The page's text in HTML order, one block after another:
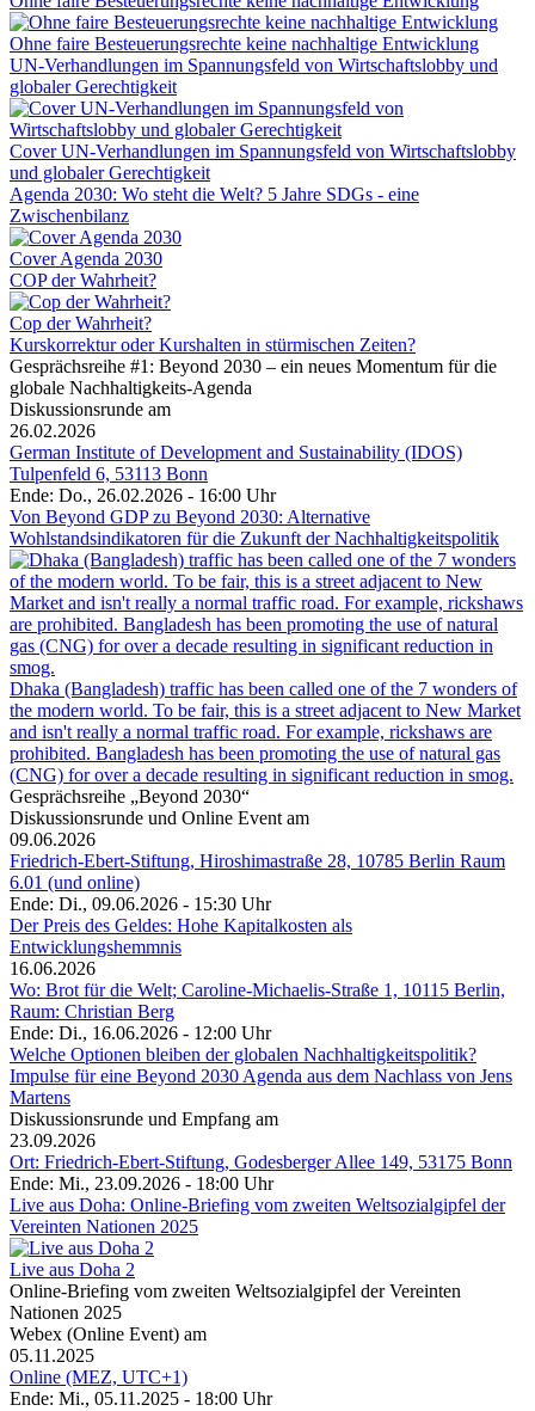
Ohne faire Besteuerungsrechte keine nachhaltige Entwicklung
UN-Verhandlungen im Spannungsfeld von Wirtschaftslobby und
globaler Gerechtigkeit
Cover UN-Verhandlungen im Spannungsfeld von Wirtschaftslobby
und globaler Gerechtigkeit
Agenda 2030: Wo steht die Welt? 5 Jahre SDGs - eine
Zwischenbilanz
Cover Agenda 2030
COP der Wahrheit?
Cop der Wahrheit?
Kurskorrektur oder Kurshalten in stürmischen Zeiten?
Gesprächsreihe #1: Beyond 2030 – ein neues Momentum für die
globale Nachhaltigkeits-Agenda
Diskussionsrunde am
26.02.2026
German Institute of Development and Sustainability (IDOS)
Tulpenfeld 6, 53113 Bonn
Ende: Do., 26.02.2026 - 16:00 Uhr
Von Beyond GDP zu Beyond 2030: Alternative
Wohlstandsindikatoren für die Zukunft der Nachhaltigkeitspolitik
Dhaka (Bangladesh) traffic has been called one of the 7 wonders of
the modern world. To be fair, this is a street adjacent to New Market
and isn't really a normal traffic road. For example, rickshaws are
prohibited. Bangladesh has been promoting the use of natural gas
(CNG) for over a decade resulting in significant reduction in smog.
Gesprächsreihe „Beyond 2030“
Diskussionsrunde und Online Event am
09.06.2026
Friedrich-Ebert-Stiftung, Hiroshimastraße 28, 10785 Berlin Raum
6.01 (und online)
Ende: Di., 09.06.2026 - 15:30 Uhr
Der Preis des Geldes: Hohe Kapitalkosten als
Entwicklungshemmnis
16.06.2026
Wo: Brot für die Welt; Caroline-Michaelis-Straße 1, 10115 Berlin,
Raum: Christian Berg
Ende: Di., 16.06.2026 - 12:00 Uhr
Welche Optionen bleiben der globalen Nachhaltigkeitspolitik?
Impulse für eine Beyond 2030 Agenda aus dem Nachlass von Jens
Martens
Diskussionsrunde und Empfang am
23.09.2026
Ort: Friedrich-Ebert-Stiftung, Godesberger Allee 149, 53175 Bonn
Ende: Mi., 23.09.2026 - 18:00 Uhr
Live aus Doha: Online-Briefing vom zweiten Weltsozialgipfel der
Vereinten Nationen 2025
Live aus Doha 2
Online-Briefing vom zweiten Weltsozialgipfel der Vereinten
Nationen 2025
Webex (Online Event) am
05.11.2025
Online (MEZ, UTC+1)
Ende: Mi., 05.11.2025 - 18:00 Uhr